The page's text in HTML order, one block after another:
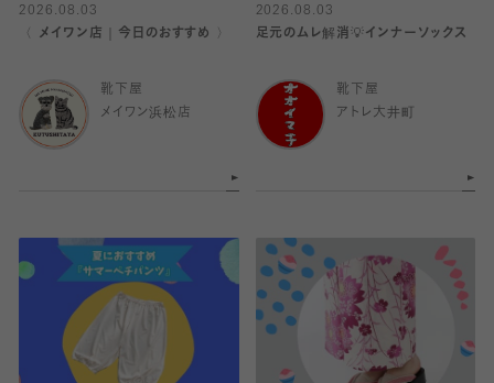
2026.08.03
〈 メイワン店｜今日のおすすめ 〉
靴下屋
メイワン浜松店
2026.08.03
足元のムレ解消💡インナーソックス
靴下屋
アトレ大井町